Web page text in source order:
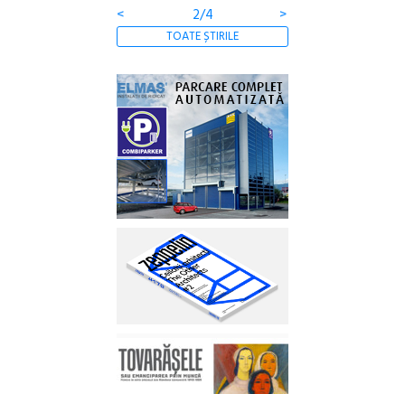
<
3/4 >
TOATE ȘTIRILE